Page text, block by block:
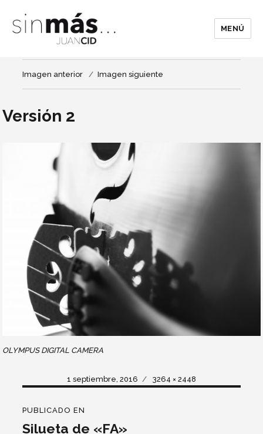
MENÚ
Imagen anterior Imagen siguiente
Versión 2
OLYMPUS DIGITAL CAMERA
Publicado
1 septiembre, 2016
Tamaño
3264 × 2448
de
PUBLICADO EN
Silueta de «FA»